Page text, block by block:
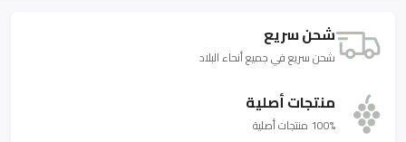
شحن سريع
شحن سريع في جميع أنحاء البلاد
منتجات أصلية
100% منتجات أصلية